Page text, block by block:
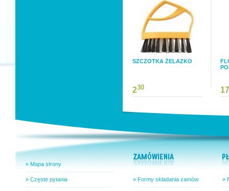
SZCZOTKA ŻELAZKO
230 17
» Mapa strony
» Częste pytania » Formy składania zamów. »